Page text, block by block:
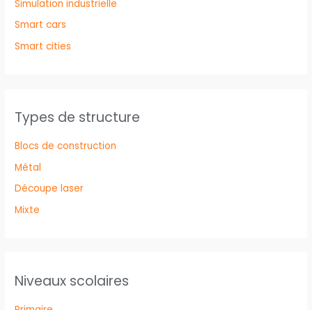
Simulation industrielle
Smart cars
Smart cities
Types de structure
Blocs de construction
Métal
Découpe laser
Mixte
Niveaux scolaires